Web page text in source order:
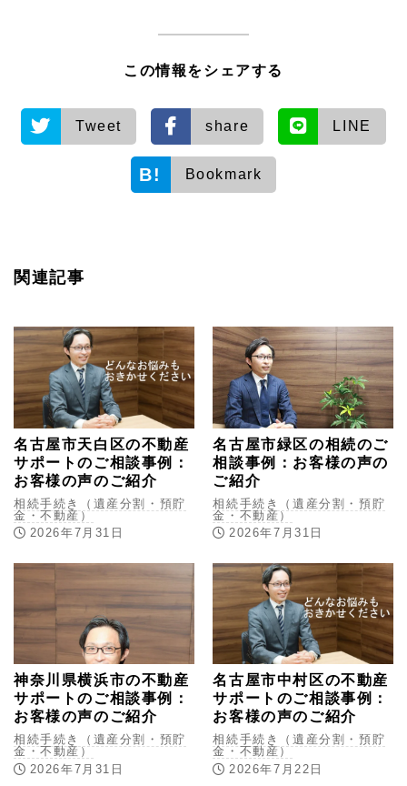
この情報をシェアする
Tweet share LINE
Bookmark
関連記事
名古屋市天白区の不動産
サポートのご相談事例：
お客様の声のご紹介
相続手続き（遺産分割・預貯
金・不動産）
2026年7月31日
名古屋市緑区の相続のご
相談事例：お客様の声の
ご紹介
相続手続き（遺産分割・預貯
金・不動産）
2026年7月31日
神奈川県横浜市の不動産
サポートのご相談事例：
お客様の声のご紹介
相続手続き（遺産分割・預貯
金・不動産）
2026年7月31日
名古屋市中村区の不動産
サポートのご相談事例：
お客様の声のご紹介
相続手続き（遺産分割・預貯
金・不動産）
2026年7月22日